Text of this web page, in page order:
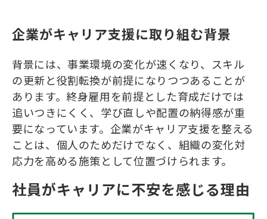
企業がキャリア支援に取り組む背景
背景には、事業環境の変化が速くなり、スキル
の更新と役割転換が前提になりつつあることが
あります。終身雇用を前提とした育成だけでは
追いつきにくく、学び直しや配置の納得感が重
要になっています。企業がキャリア支援を整える
ことは、個人のためだけでなく、組織の変化対
応力を高める施策として位置づけられます。
社員がキャリアに不安を感じる理由